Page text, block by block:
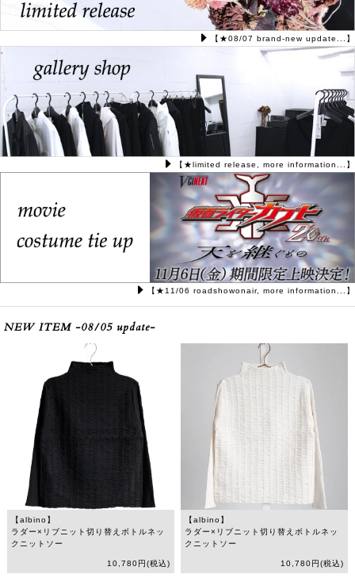
【★08/07 brand-new update...】
【★limited release, more information...】
【★11/06 roadshowonair, more information...】
NEW ITEM -08/05 update-
【albino】
ラダー×リブニット切り替えボトルネッ
クニットソー
10,780円(税込)
【albino】
ラダー×リブニット切り替えボトルネッ
クニットソー
10,780円(税込)